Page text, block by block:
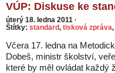
VÚP: Diskuse ke
úterý 18. ledna 2011 ·
Štítky: standard, tisková zpráva,
Včera 17. ledna na
Dobeš, ministr školství,
které by měl ovládat každý